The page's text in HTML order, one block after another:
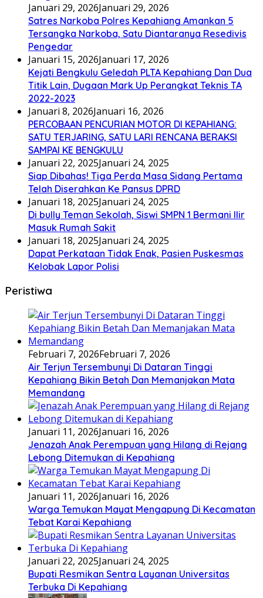
Januari 29, 2026Januari 29, 2026
Satres Narkoba Polres Kepahiang Amankan 5
Tersangka Narkoba, Satu Diantaranya Resedivis
Pengedar
Januari 15, 2026Januari 17, 2026
Kejati Bengkulu Geledah PLTA Kepahiang Dan Dua
Titik Lain, Dugaan Mark Up Perangkat Teknis TA
2022-2023
Januari 8, 2026Januari 16, 2026
PERCOBAAN PENCURIAN MOTOR DI KEPAHIANG:
SATU TERJARING, SATU LARI RENCANA BERAKSI
SAMPAI KE BENGKULU
Januari 22, 2025Januari 24, 2025
Siap Dibahas! Tiga Perda Masa Sidang Pertama
Telah Diserahkan Ke Pansus DPRD
Januari 18, 2025Januari 24, 2025
Di bully Teman Sekolah, Siswi SMPN 1 Bermani Ilir
Masuk Rumah Sakit
Januari 18, 2025Januari 24, 2025
Dapat Perkataan Tidak Enak, Pasien Puskesmas
Kelobak Lapor Polisi
Peristiwa
Februari 7, 2026Februari 7, 2026
Air Terjun Tersembunyi Di Dataran Tinggi
Kepahiang Bikin Betah Dan Memanjakan Mata
Memandang
Januari 11, 2026Januari 16, 2026
Jenazah Anak Perempuan yang Hilang di Rejang
Lebong Ditemukan di Kepahiang
Januari 11, 2026Januari 16, 2026
Warga Temukan Mayat Mengapung Di Kecamatan
Tebat Karai Kepahiang
Januari 22, 2025Januari 24, 2025
Bupati Resmikan Sentra Layanan Universitas
Terbuka Di Kepahiang